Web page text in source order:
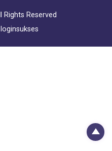
Rights Reserved
loginsukses